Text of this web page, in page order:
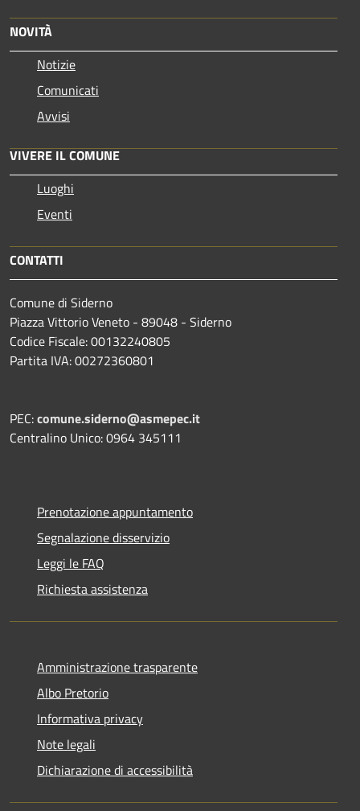
NOVITÀ
Notizie
Comunicati
Avvisi
VIVERE IL COMUNE
Luoghi
Eventi
CONTATTI
Comune di Siderno
Piazza Vittorio Veneto - 89048 - Siderno
Codice Fiscale: 00132240805
Partita IVA: 00272360801
PEC:comune.siderno@asmepec.it
Centralino Unico: 0964 345111
Prenotazione appuntamento
Segnalazione disservizio
Leggi le FAQ
Richiesta assistenza
Amministrazione trasparente
Albo Pretorio
Informativa privacy
Note legali
Dichiarazione di accessibilità